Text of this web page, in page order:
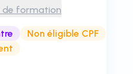
de formation
Non éligible CPF